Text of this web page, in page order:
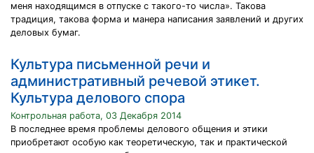
меня находящимся в отпуске с такого-то числа». Такова
традиция, такова форма и манера написания заявлений и других
деловых бумаг.
Культура письменной речи и
административный речевой этикет.
Культура делового спора
Контрольная работа, 03 Декабря 2014
В последнее время проблемы делового общения и этики
приобретают особую как теоретическую, так и практической